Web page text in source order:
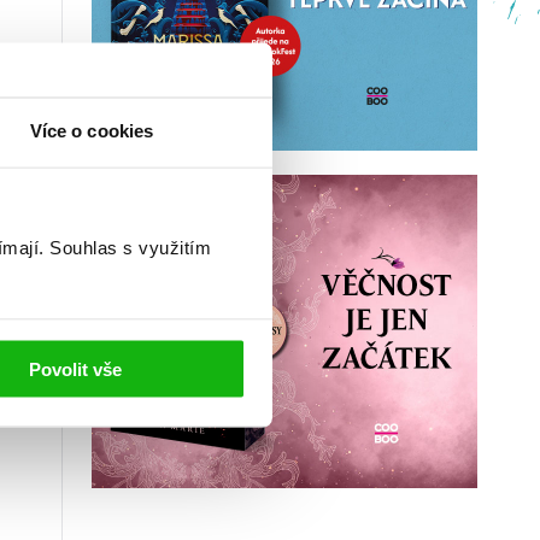
Více o cookies
Souhlas s využitím
Povolit vše